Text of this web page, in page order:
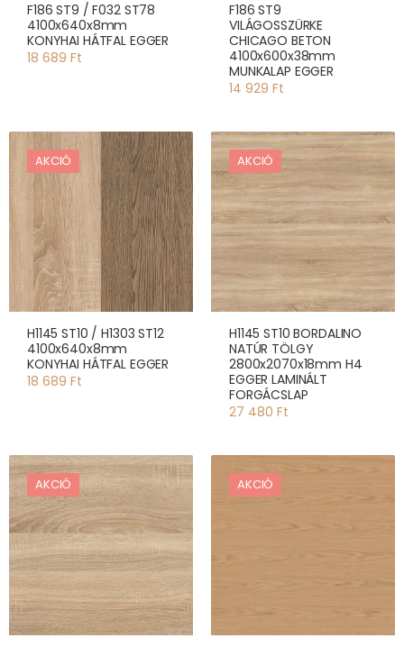
F186 ST9 / F032 ST78
4100x640x8mm
KONYHAI HÁTFAL EGGER
18 689 Ft
F186 ST9
VILÁGOSSZÜRKE
CHICAGO BETON
4100x600x38mm
MUNKALAP EGGER
14 929 Ft
AKCIÓ
H1145 ST10 / H1303 ST12
4100x640x8mm
KONYHAI HÁTFAL EGGER
18 689 Ft
AKCIÓ
H1145 ST10 BORDALINO
NATÚR TÖLGY
2800x2070x18mm H4
EGGER LAMINÁLT
FORGÁCSLAP
27 480 Ft
AKCIÓ AKCIÓ